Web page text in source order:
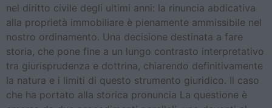
nel diritto civile degli ultimi anni: la rinuncia abdicativa
alla proprietà immobiliare è pienamente ammissibile nel
nostro ordinamento. Una decisione destinata a fare
storia, che pone fine a un lungo contrasto interpretativo
tra giurisprudenza e dottrina, chiarendo definitivamente
la natura e i limiti di questo strumento giuridico. Il caso
che ha portato alla storica pronuncia La questione è